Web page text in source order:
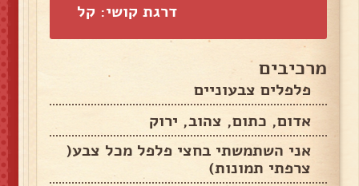
דרגת קושי: קל
מרכיבים
פלפלים צבעוניים
אדום, כתום, צהוב, ירוק
אני השתמשתי בחצי פלפל מכל צבע(
צרפתי תמונות)